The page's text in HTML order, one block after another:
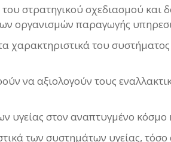
στρατηγικού σχεδιασμού και
οργανισμών παραγωγής
χαρακτηριστικά του
να αξιολογούν τους
υγείας στον αναπτυγμένο
των συστημάτων υγείας,